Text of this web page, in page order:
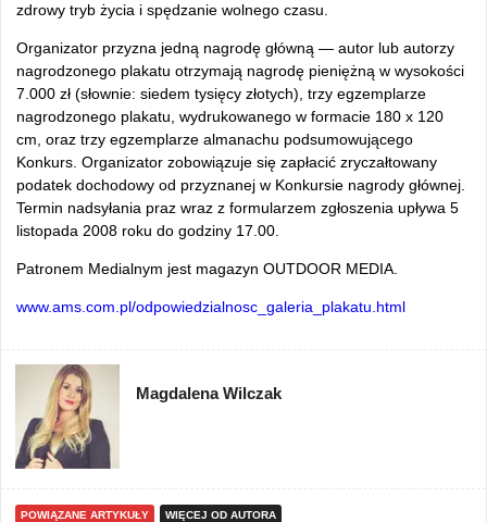
zdrowy tryb życia i spędzanie wolnego czasu.
Organizator przyzna jedną nagrodę główną — autor lub autorzy
nagrodzonego plakatu otrzymają nagrodę pieniężną w wysokości
7.000 zł (słownie: siedem tysięcy złotych), trzy egzemplarze
nagrodzonego plakatu, wydrukowanego w formacie 180 x 120
cm, oraz trzy egzemplarze almanachu podsumowującego
Konkurs. Organizator zobowiązuje się zapłacić zryczałtowany
podatek dochodowy od przyznanej w Konkursie nagrody głównej.
Termin nadsyłania praz wraz z formularzem zgłoszenia upływa 5
listopada 2008 roku do godziny 17.00.
Patronem Medialnym jest magazyn OUTDOOR MEDIA.
www.ams.com.pl/odpowiedzialnosc_galeria_plakatu.html
Magdalena Wilczak
POWIĄZANE ARTYKUŁY WIĘCEJ OD AUTORA